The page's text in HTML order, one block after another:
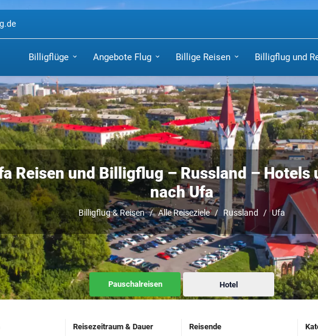
Billigflüge Angebote Flug Billige Reisen Billigflug und
Reisen und Billigflug – Russland – Hotels
nach Ufa
Billigflug & Reisen Alle Reiseziele Russland Ufa
Pauschalreisen Hotel
Reisezeitraum & Dauer Reisende